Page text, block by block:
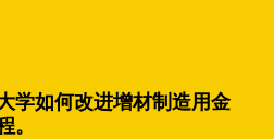
学如何改进增材制造用金
。